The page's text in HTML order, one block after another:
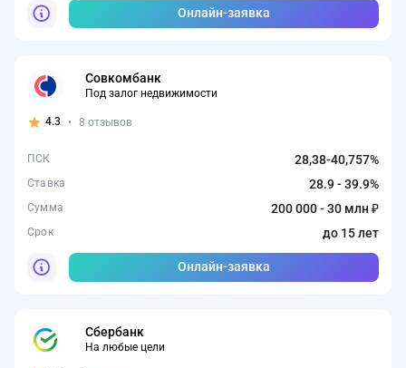
Онлайн-заявка
Совкомбанк
Под залог недвижимости
4.3 • 8 отзывов
ПСК 28,38-40,757%
Ставка 28.9 - 39.9%
Сумма 200 000 - 30 млн ₽
Срок до 15 лет
Онлайн-заявка
Сбербанк
На любые цели